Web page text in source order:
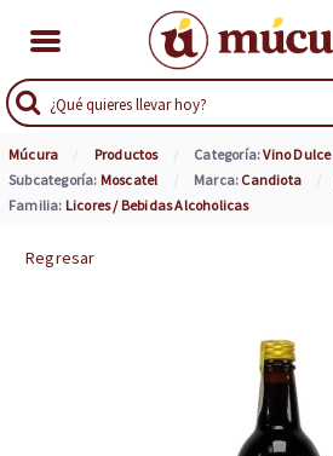
Múcura Productos Categoría:Vino Dulce
Subcategoría: Moscatel Marca: Candiota
Familia: Licores / Bebidas Alcoholicas
Regresar